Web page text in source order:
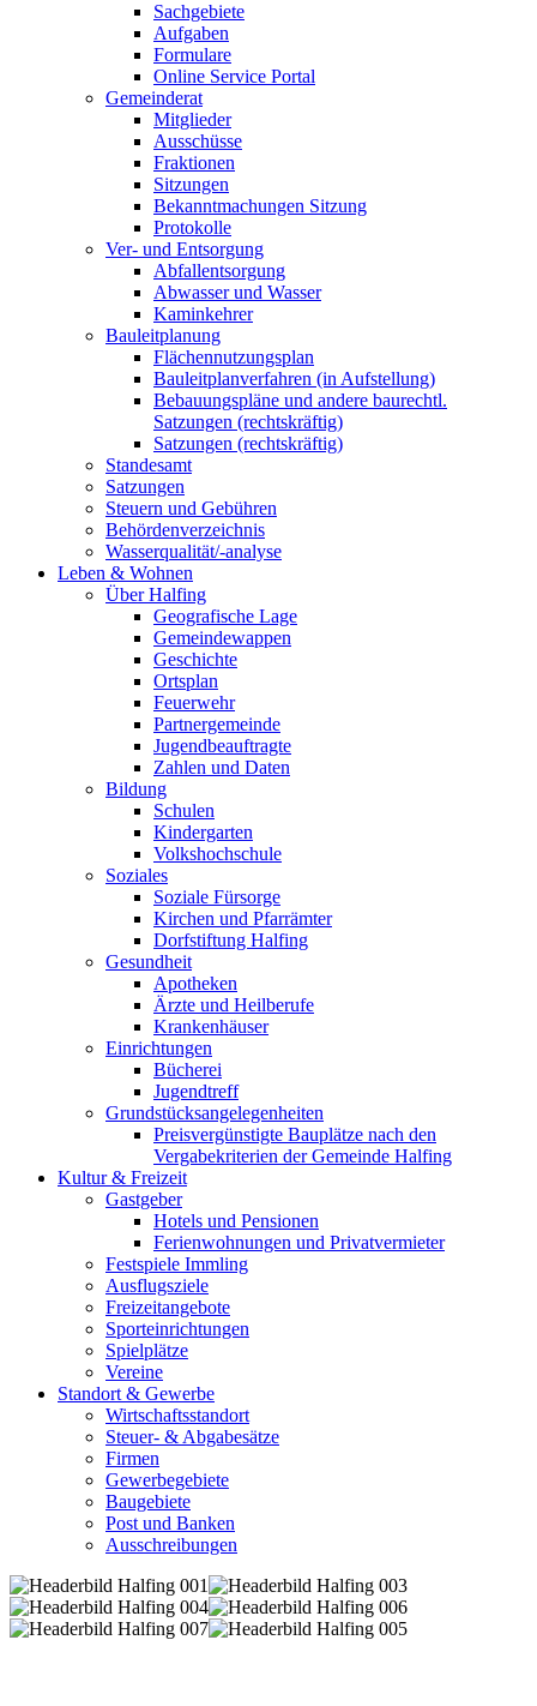
Sachgebiete
Aufgaben
Formulare
Online Service Portal
Gemeinderat
Mitglieder
Ausschüsse
Fraktionen
Sitzungen
Bekanntmachungen Sitzung
Protokolle
Ver- und Entsorgung
Abfallentsorgung
Abwasser und Wasser
Kaminkehrer
Bauleitplanung
Flächennutzungsplan
Bauleitplanverfahren (in Aufstellung)
Bebauungspläne und andere baurechtl.
Satzungen (rechtskräftig)
Satzungen (rechtskräftig)
Standesamt
Satzungen
Steuern und Gebühren
Behördenverzeichnis
Wasserqualität/-analyse
Leben & Wohnen
Über Halfing
Geografische Lage
Gemeindewappen
Geschichte
Ortsplan
Feuerwehr
Partnergemeinde
Jugendbeauftragte
Zahlen und Daten
Bildung
Schulen
Kindergarten
Volkshochschule
Soziales
Soziale Fürsorge
Kirchen und Pfarrämter
Dorfstiftung Halfing
Gesundheit
Apotheken
Ärzte und Heilberufe
Krankenhäuser
Einrichtungen
Bücherei
Jugendtreff
Grundstücksangelegenheiten
Preisvergünstigte Bauplätze nach den
Vergabekriterien der Gemeinde Halfing
Kultur & Freizeit
Gastgeber
Hotels und Pensionen
Ferienwohnungen und Privatvermieter
Festspiele Immling
Ausflugsziele
Freizeitangebote
Sporteinrichtungen
Spielplätze
Vereine
Standort & Gewerbe
Wirtschaftsstandort
Steuer- & Abgabesätze
Firmen
Gewerbegebiete
Baugebiete
Post und Banken
Ausschreibungen